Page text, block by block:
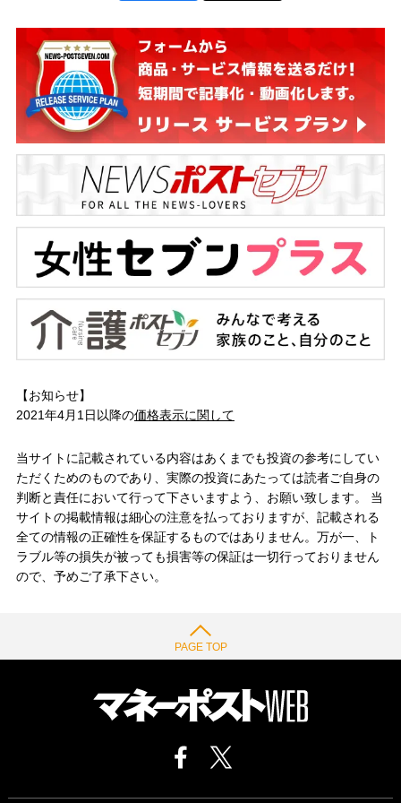
【お知らせ】
2021年4月1日以降の価格表示に関して
当サイトに記載されている内容はあくまでも投資の参考にしてい
ただくためのものであり、実際の投資にあたっては読者ご自身の
判断と責任において行って下さいますよう、お願い致します。 当
サイトの掲載情報は細心の注意を払っておりますが、記載される
全ての情報の正確性を保証するものではありません。万が一、ト
ラブル等の損失が被っても損害等の保証は一切行っておりません
ので、予めご了承下さい。
PAGE TOP